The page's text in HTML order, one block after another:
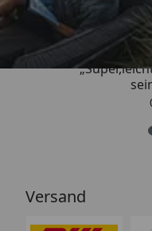
Versand